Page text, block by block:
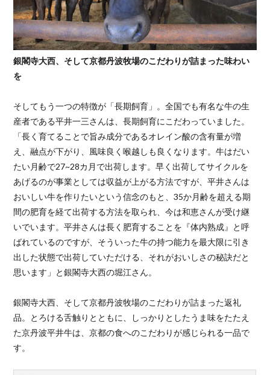
銀閣寺大西、そして京都丹波牧場のこだわりが詰まった味わい
を
そしてもう一つの特徴が「長期飼育」。全国でも有名な牛の生
産者である平井一三さんは、長期飼育にこだわっていました。
「長く育てることで旨み成分であるオレイン酸の含有量が増
え、融点が下がり、風味良く喉越しも良くなります。牛はだい
たい月齢で27~28カ月で出荷します。早く出荷してサイクルを
あげるのが事業としては収益が上がる方法ですが、平井さんは
おいしい牛を作りたいという信念のもと、35か月齢を超える期
間の肥育を経て出荷する方法を取られ、今は和恵さんが受け継
いでいます。平井さんは長く肥育することを『体内熟成』と呼
ばれているのですが、そういった牛の持つ能力を最大限に引き
出した状態で出荷していただける、それがおいしさの秘訣だと
思います」と銀閣寺大西の堀江さん。
銀閣寺大西、そして京都丹波牧場のこだわりが詰まった返礼
品。とろける舌触りとともに、しっかりとしたうま味をたたえ
た京丹波平井牛は、京都の食へのこだわりが感じられる一品で
す。